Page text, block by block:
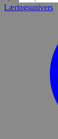
Læringsunivers